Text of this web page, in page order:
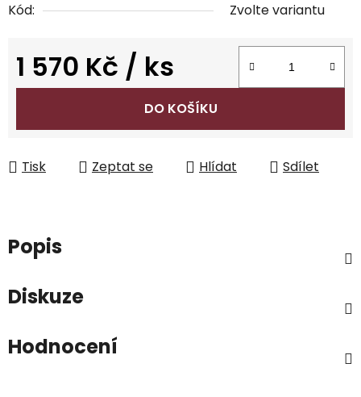
Kód:
Zvolte variantu
1 570 Kč / ks
Měrná cena:
DO KOŠÍKU
Tisk Zeptat se Hlídat Sdílet
Popis
Diskuze
Hodnocení